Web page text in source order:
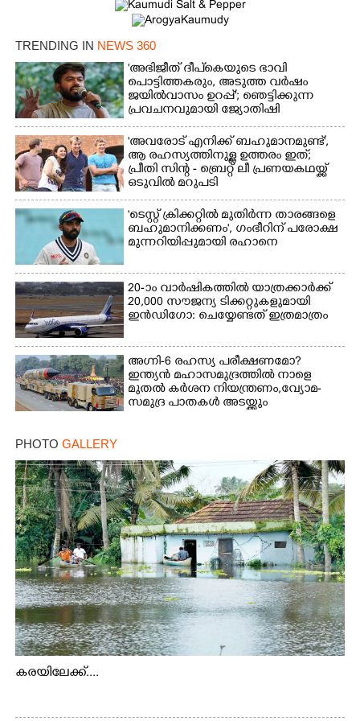
TRENDING IN NEWS 360
'അഭിജീത് ദീപ്‌കെയുടെ ഭാവി
പൊട്ടിത്തകരും, അടുത്ത വർഷം
ജയിൽവാസം ഉറപ്പ്'; ഞെട്ടിക്കുന്ന
പ്രവചനവുമായി ജ്യോതിഷി
'അവരോട് എനിക്ക് ബഹുമാനമുണ്ട്',​
ആ രഹസ്യത്തിനുള്ള ഉത്തരം ഇത്;
പ്രീതി സിന്റ - ബ്രെറ്റ് ലീ പ്രണയകഥയ്ക്ക്
ഒടുവിൽ മറുപടി
'ടെസ്റ്റ് ക്രിക്കറ്റിൽ മുതിർന്ന താരങ്ങളെ
ബഹുമാനിക്കണം', ഗംഭീറിന് പരോക്ഷ
മുന്നറിയിപ്പുമായി രഹാനെ
20-ാം വാർഷികത്തിൽ യാത്രക്കാർക്ക്
20,000 സൗജന്യ ടിക്കറ്റുകളുമായി
ഇൻഡിഗോ: ചെയ്യേണ്ടത് ഇത്രമാത്രം
അഗ്നി-6 രഹസ്യ പരീക്ഷണമോ?
ഇന്ത്യൻ മഹാസമുദ്രത്തിൽ നാളെ
മുതൽ കർശന നിയന്ത്രണം,വ്യോമ-
സമുദ്ര പാതകൾ അടയ്ക്കും
PHOTO GALLERY
കരയിലേക്ക്....